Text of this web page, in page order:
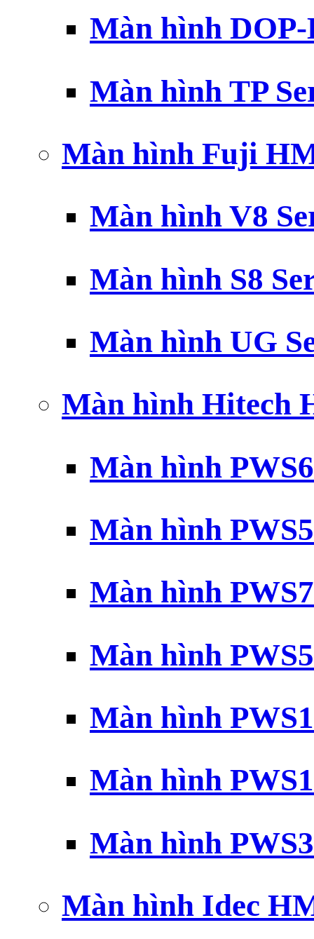
Màn hình DOP-
Màn hình TP
Màn hình Fuji
Màn hình V8
Màn hình S8
Màn hình UG
Màn hình Hitech
Màn hình
Màn hình
Màn hình
Màn hình
Màn hình
Màn hình
Màn hình
Màn hình Idec